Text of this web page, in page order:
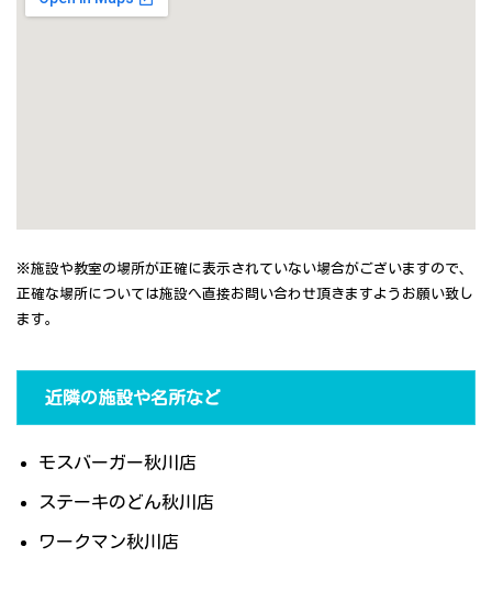
※施設や教室の場所が正確に表示されていない場合がございますので、
正確な場所については施設へ直接お問い合わせ頂きますようお願い致し
ます。
近隣の施設や名所など
モスバーガー秋川店
ステーキのどん秋川店
ワークマン秋川店